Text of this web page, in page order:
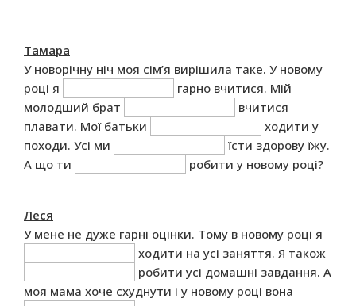
Тамара
У новорічну ніч моя сім’я вирішила таке. У новому
році я
гарно вчитися. Мій
молодший брат
вчитися
плавати. Мої батьки
ходити у
походи. Усі ми
їсти здорову їжу.
А що ти
робити у новому році?
Леся
У мене не дуже гарні оцінки. Тому в новому році я
ходити на усі заняття. Я також
робити усі домашні завдання. А
моя мама хоче схуднути і у новому році вона